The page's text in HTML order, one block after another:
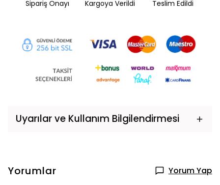
Sipariş Onayı Kargoya Verildi Teslim Edildi
Uyarılar ve Kullanım Bilgilendirmesi
Yorumlar Yorum Yap